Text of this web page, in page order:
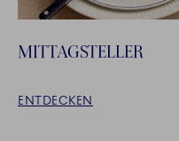
MITTAGSTELLER
ENTDECKEN